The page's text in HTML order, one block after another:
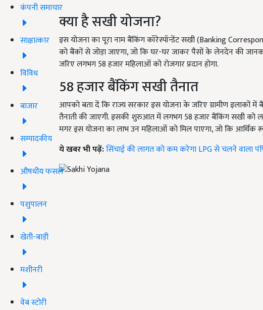
कंपनी समाचार
साक्षात्कार
विविध
बाजार
सम्पादकीय
औषधीय फसलें
पशुपालन
खेती-बाड़ी
मशीनरी
वेब स्टोरी
क्या है सखी योजना?
इस योजना का पूरा नाम बैंकिंग कॉरेस्पॉन्डेंट सखी (Banking
को बैंकों से जोड़ा जाएगा, जो कि घर-घर जाकर पैसों के लेनदेन की
जरिए लगभग 58 हजार महिलाओं को रोजगार प्रदान होगा.
58 हजार बैंकिंग सखी तैनात
आपको बता दें कि राज्य सरकार इस योजना के जरिए ग्रामीण इलाकों
तैनाती की जाएगी. इसकी शुरुआत में लगभग 58 हजार बैंकिंग सखी को
मगर इस योजना का लाभ उन महिलाओं को मिल पाएगा, जो कि
ये खबर भी पढ़ें:सिंचाई की लागत को कम करेगा LPG से चलने वाला